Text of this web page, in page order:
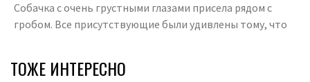
Собачка с очень грустными глазами присела рядом с
гробом. Все присутствующие были удивлены тому, что
ТОЖЕ ИНТЕРЕСНО